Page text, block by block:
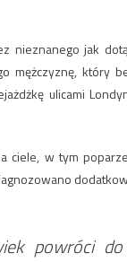
nieznanego jak
mężczyznę, który
ulicami
ciele, w tym
powróci do